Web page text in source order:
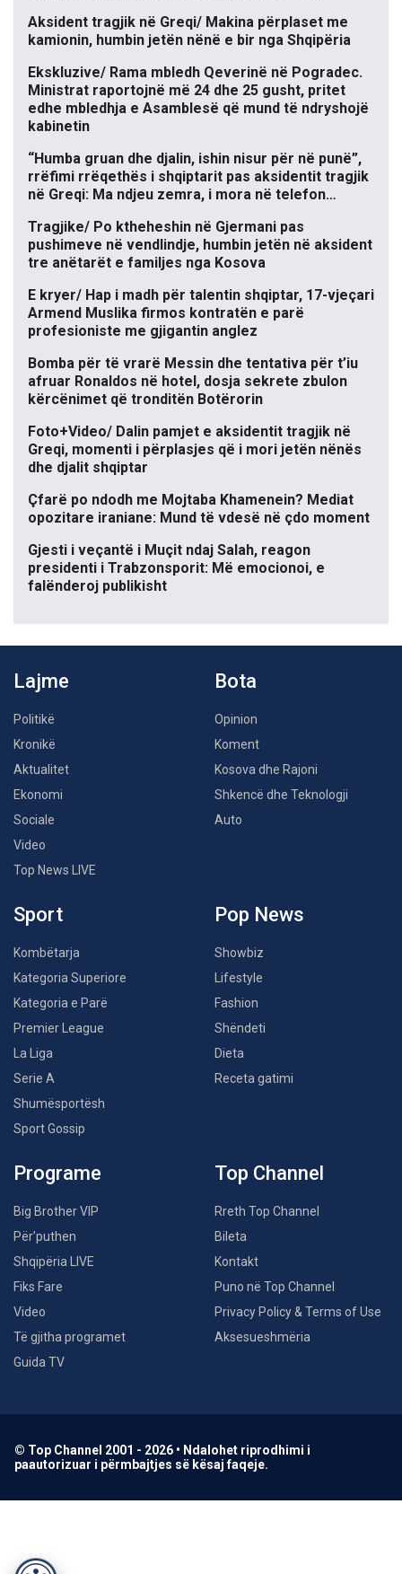
Aksident tragjik në Greqi/ Makina përplaset me
kamionin, humbin jetën nënë e bir nga Shqipëria
Ekskluzive/ Rama mbledh Qeverinë në Pogradec.
Ministrat raportojnë më 24 dhe 25 gusht, pritet
edhe mbledhja e Asamblesë që mund të ndryshojë
kabinetin
“Humba gruan dhe djalin, ishin nisur për në punë”,
rrëfimi rrëqethës i shqiptarit pas aksidentit tragjik
në Greqi: Ma ndjeu zemra, i mora në telefon…
Tragjike/ Po ktheheshin në Gjermani pas
pushimeve në vendlindje, humbin jetën në aksident
tre anëtarët e familjes nga Kosova
E kryer/ Hap i madh për talentin shqiptar, 17-vjeçari
Armend Muslika firmos kontratën e parë
profesioniste me gjigantin anglez
Bomba për të vrarë Messin dhe tentativa për t’iu
afruar Ronaldos në hotel, dosja sekrete zbulon
kërcënimet që tronditën Botërorin
Foto+Video/ Dalin pamjet e aksidentit tragjik në
Greqi, momenti i përplasjes që i mori jetën nënës
dhe djalit shqiptar
Çfarë po ndodh me Mojtaba Khamenein? Mediat
opozitare iraniane: Mund të vdesë në çdo moment
Gjesti i veçantë i Muçit ndaj Salah, reagon
presidenti i Trabzonsporit: Më emocionoi, e
falënderoj publikisht
Lajme
Politikë
Kronikë
Aktualitet
Ekonomi
Sociale
Video
Top News LIVE
Bota
Opinion
Koment
Kosova dhe Rajoni
Shkencë dhe Teknologji
Auto
Sport
Kombëtarja
Kategoria Superiore
Kategoria e Parë
Premier League
La Liga
Serie A
Shumësportësh
Sport Gossip
Pop News
Showbiz
Lifestyle
Fashion
Shëndeti
Dieta
Receta gatimi
Programe
Big Brother VIP
Për’puthen
Shqipëria LIVE
Fiks Fare
Video
Të gjitha programet
Guida TV
Top Channel
Rreth Top Channel
Bileta
Kontakt
Puno në Top Channel
Privacy Policy & Terms of Use
Aksesueshmëria
© Top Channel 2001 - 2026 • Ndalohet riprodhimi i
paautorizuar i përmbajtjes së kësaj faqeje.